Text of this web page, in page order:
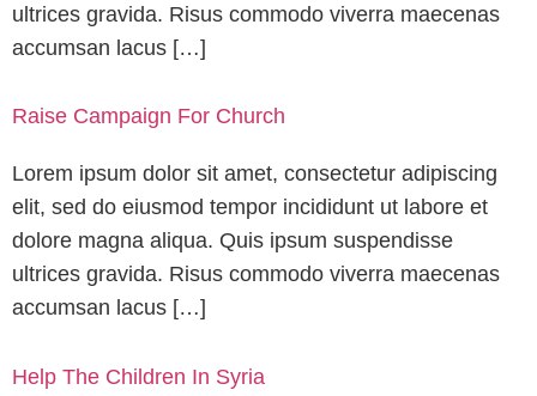
ultrices gravida. Risus commodo viverra maecenas
accumsan lacus […]
Raise Campaign For Church
Lorem ipsum dolor sit amet, consectetur adipiscing
elit, sed do eiusmod tempor incididunt ut labore et
dolore magna aliqua. Quis ipsum suspendisse
ultrices gravida. Risus commodo viverra maecenas
accumsan lacus […]
Help The Children In Syria